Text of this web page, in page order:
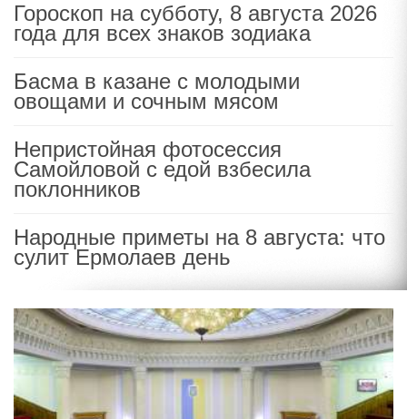
Гороскоп на субботу, 8 августа 2026
года для всех знаков зодиака
Басма в казане с молодыми
овощами и сочным мясом
Непристойная фотосессия
Самойловой с едой взбесила
поклонников
Народные приметы на 8 августа: что
сулит Ермолаев день